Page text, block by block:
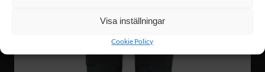
Visa inställningar
Cookie Policy